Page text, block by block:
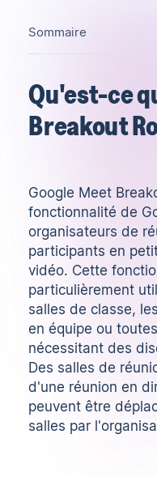
Qu'est-ce
Breakout
Google Meet
fonctionnalité de
organisateurs de
participants en
vidéo. Cette
particulièrement
salles de classe,
en équipe ou
nécessitant des
Des salles de
d'une réunion en
peuvent être
salles par
Sommaire